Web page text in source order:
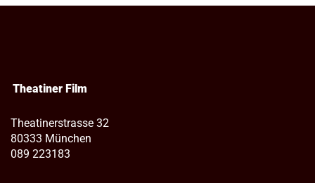
Theatiner Film
Theatinerstrasse 32
80333 München
089 223183